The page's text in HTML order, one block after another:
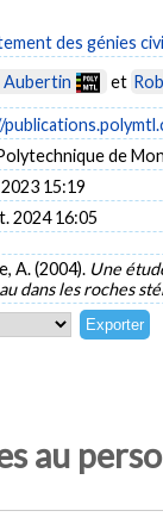
des génies
Aubertin et
de
15:19
2024 16:05
A. (2004). Une
dans les roches
au